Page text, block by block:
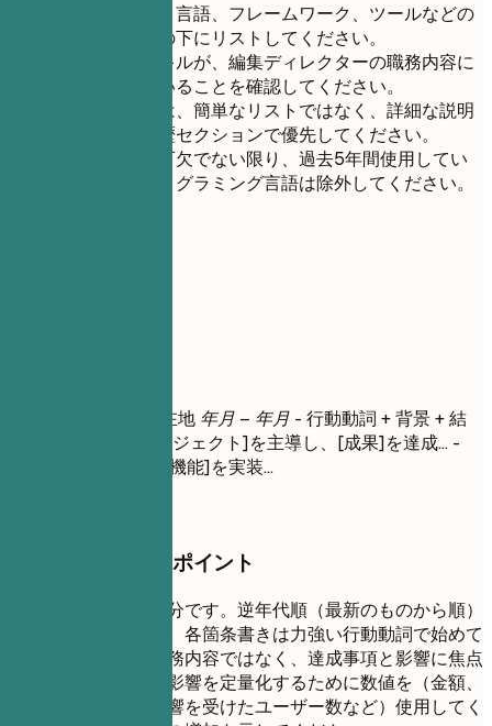
技術スキルは、言語、フレームワーク、ツールなどの
関連カテゴリの下にリストしてください。
記載する各スキルが、編集ディレクターの職務内容に
直接関連していることを確認してください。
ソフトスキルは、簡単なリストではなく、詳細な説明
を伴う職務経歴セクションで優先してください。
応募職務に不可欠でない限り、過去5年間使用してい
ない技術やプログラミング言語は除外してください。
| 会社名 | 所在地 年月 – 年月 - 行動動詞 + 背景 + 結
果（定量化） - [プロジェクト]を主導し、[成果]を達成... -
[チーム]と協力して[機能]を実装...
押さえておきたいポイント
履歴書の核となる部分です。逆年代順（最新のものから順）
に記載してください。各箇条書きは力強い行動動詞で始めて
ください。単なる職務内容ではなく、達成事項と影響に焦点
を当ててください。影響を定量化するために数値を（金額、
割合、節約時間、影響を受けたユーザー数など）使用してく